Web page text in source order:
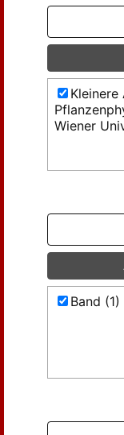
Kleinere
Wiener
Band (1)